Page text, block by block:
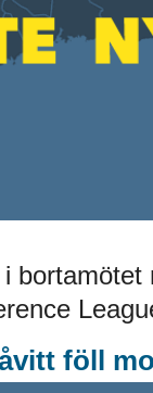
bortamötet
föll